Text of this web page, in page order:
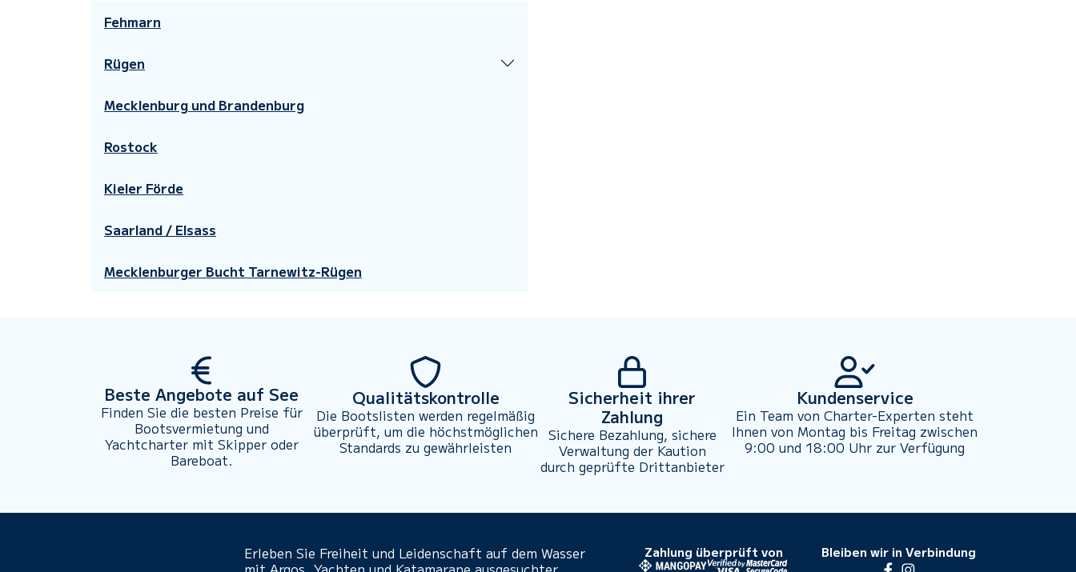
Fehmarn
Rügen
Mecklenburg und Brandenburg
Rostock
Kieler Förde
Saarland / Elsass
Mecklenburger Bucht Tarnewitz-Rügen
Beste Angebote auf See
Finden Sie die besten Preise für
Bootsvermietung und
Yachtcharter mit Skipper oder
Bareboat.
Qualitätskontrolle
Die Bootslisten werden regelmäßig
überprüft, um die höchstmöglichen
Standards zu gewährleisten
Sicherheit ihrer
Zahlung
Sichere Bezahlung, sichere
Verwaltung der Kaution
durch geprüfte Drittanbieter
Kundenservice
Ein Team von Charter-Experten steht
Ihnen von Montag bis Freitag zwischen
9:00 und 18:00 Uhr zur Verfügung
Erleben Sie Freiheit und Leidenschaft auf dem Wasser
Zahlung überprüft von Bleiben wir in Verbindung